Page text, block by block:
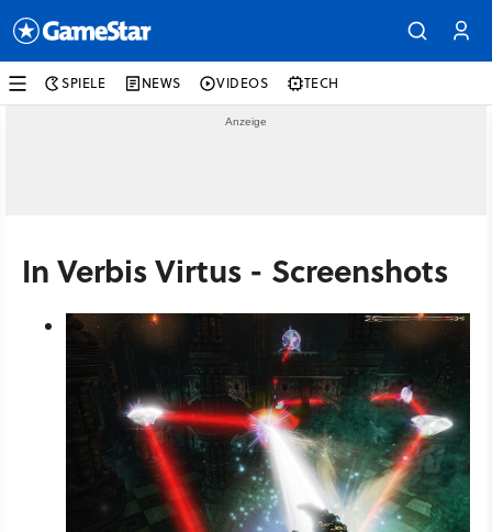
SPIELE NEWS VIDEOS TECH
In Verbis Virtus - Screenshots